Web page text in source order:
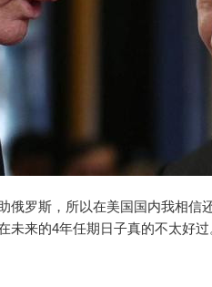
俄罗斯，所以在美国国内我相信
未来的4年任期日子真的不太好过